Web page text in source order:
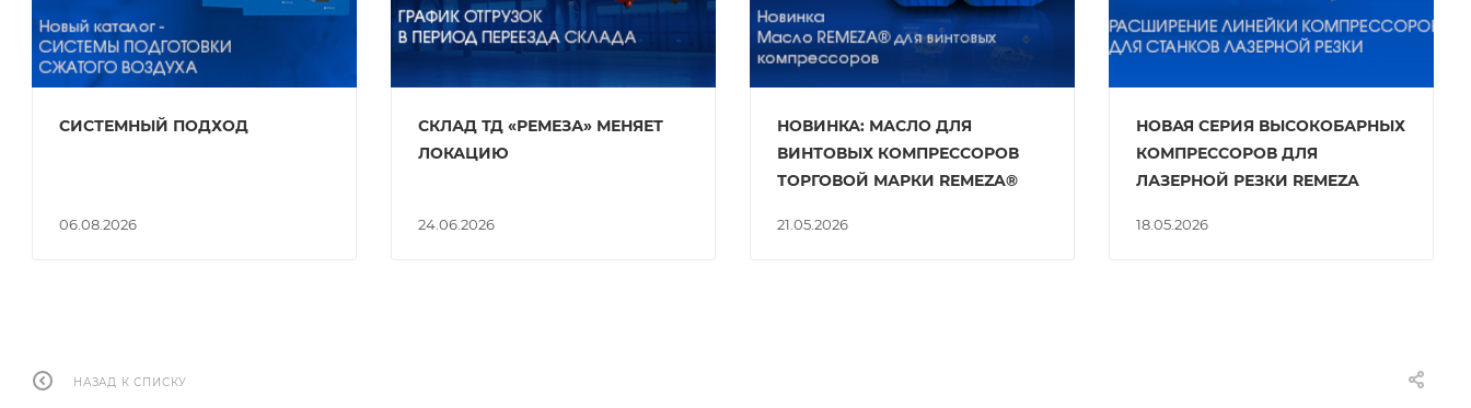
06.08.2026
СИСТЕМНЫЙ ПОДХОД
24.06.2026
СКЛАД ТД «РЕМЕЗА» МЕНЯЕТ
ЛОКАЦИЮ
21.05.2026
НОВИНКА: МАСЛО ДЛЯ
ВИНТОВЫХ КОМПРЕССОРОВ
ТОРГОВОЙ МАРКИ REMEZA®
18.05.2026
НОВАЯ СЕРИЯ ВЫСОКОБАРНЫХ
КОМПРЕССОРОВ ДЛЯ
ЛАЗЕРНОЙ РЕЗКИ REMEZA
НАЗАД К СПИСКУ